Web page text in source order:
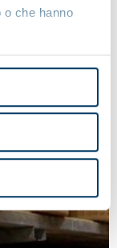
o che hanno